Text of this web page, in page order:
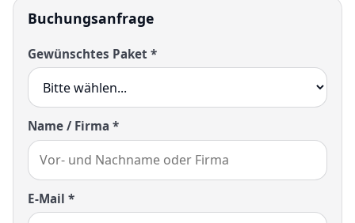
Buchungsanfrage
Gewünschtes Paket *
Name / Firma *
E-Mail *